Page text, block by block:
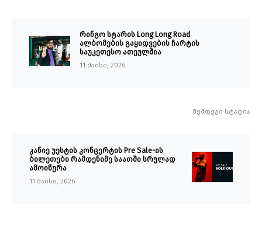
რინგო სტარის Long Long Road
ალბომების გაყიდვების ჩარტის
საუკეთესო ათეულშია
11 მაისი, 2026
შემდეგი სტატია
კანიე უესტის კონცერტის Pre Sale-ის
ბილეთები რამდენიმე საათში სრულად
ამოიწურა
11 მაისი, 2026